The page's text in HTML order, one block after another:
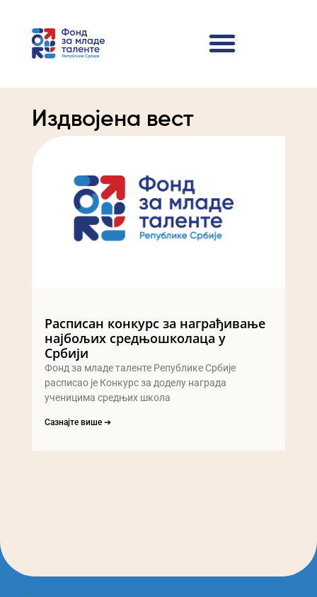
Издвојена вест
Расписан конкурс за награђивање
најбољих средњошколаца у
Србији
Фонд за младе таленте Републике Србије
расписао је Конкурс за доделу награда
ученицима средњих школа
Сазнајте више ➔